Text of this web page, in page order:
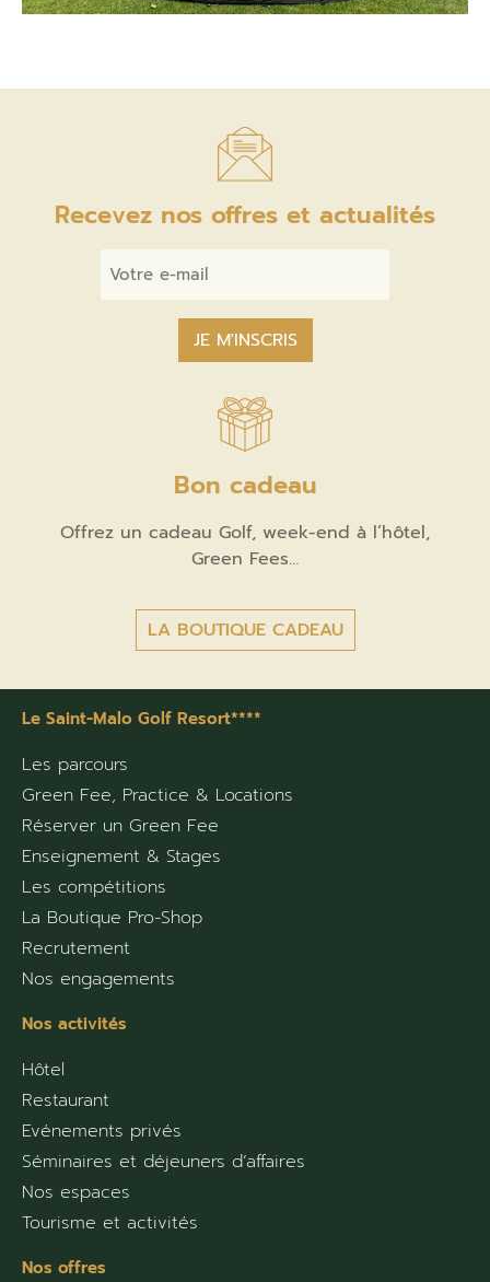
Recevez nos offres et actualités
Email
Bon cadeau
Offrez un cadeau Golf, week-end à l’hôtel,
Green Fees…
LA BOUTIQUE CADEAU
Le Saint-Malo Golf Resort****
Les parcours
Green Fee, Practice & Locations
Réserver un Green Fee
Enseignement & Stages
Les compétitions
La Boutique Pro-Shop
Recrutement
Nos engagements
Nos activités
Hôtel
Restaurant
Evénements privés
Séminaires et déjeuners d’affaires
Nos espaces
Tourisme et activités
Nos offres